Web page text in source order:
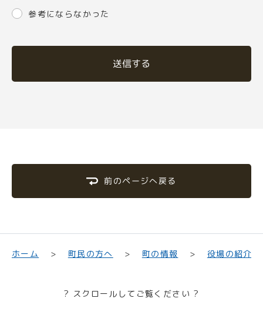
参考にならなかった
送信する
前のページへ戻る
ホーム 町民の方へ 町の情報 役場の紹介
? スクロールしてご覧ください ?